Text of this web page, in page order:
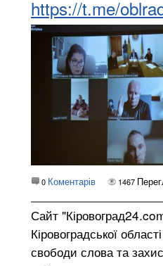
https://t.me/
0 Коментарів 1467
Сайт
Кіровоградської
свободи слова та